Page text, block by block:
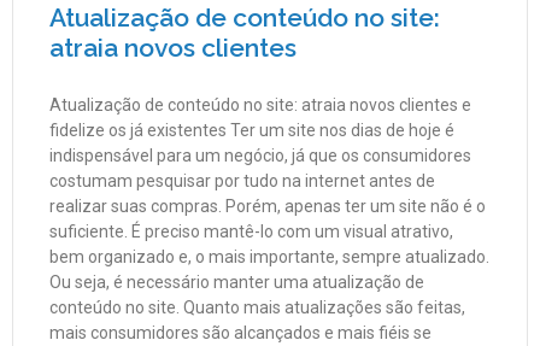
Atualização de conteúdo no site:
atraia novos clientes
Atualização de conteúdo no site: atraia novos clientes e
fidelize os já existentes Ter um site nos dias de hoje é
indispensável para um negócio, já que os consumidores
costumam pesquisar por tudo na internet antes de
realizar suas compras. Porém, apenas ter um site não é o
suficiente. É preciso mantê-lo com um visual atrativo,
bem organizado e, o mais importante, sempre atualizado.
Ou seja, é necessário manter uma atualização de
conteúdo no site. Quanto mais atualizações são feitas,
mais consumidores são alcançados e mais fiéis se